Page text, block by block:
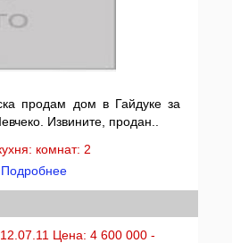
продам дом в Гайдуке за
Извините, продан..
комнат: 2
Подробнее
Цена: 4 600 000 -